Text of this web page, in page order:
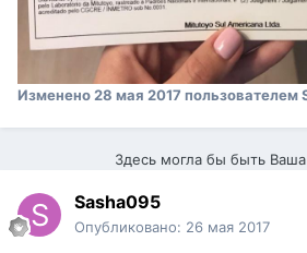
Изменено 28 мая 2017 пользователем
Здесь могла бы быть
Sasha095
Опубликовано: 26 мая 2017